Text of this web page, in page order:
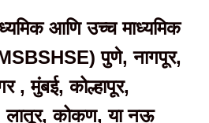
आणि उच्च माध्यमिक
पुणे, नागपूर,
, मुंबई, कोल्हापूर,
लातूर, कोकण, या नऊ